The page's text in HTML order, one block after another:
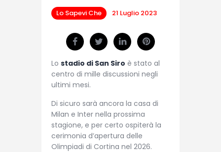
Lo Sapevi Che 21 Luglio 2023
Lo stadio di San Siro è stato al
centro di mille discussioni negli
ultimi mesi.
Di sicuro sarà ancora la casa di
Milan e Inter nella prossima
stagione, e per certo ospiterà la
cerimonia d’apertura delle
Olimpiadi di Cortina nel 2026.